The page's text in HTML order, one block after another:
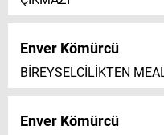
Enver Kömürcü
BİREYSELCİLİKTEN
Enver Kömürcü